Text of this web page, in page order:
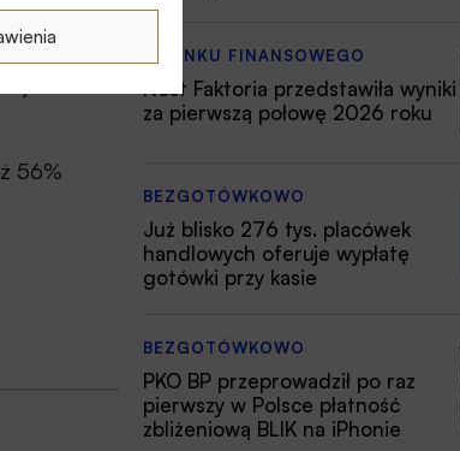
Dróg i
i
56%
Z RYNKU FINANSOWEGO
Nest Faktoria przedstawiła wyniki
za pierwszą połowę 2026 roku
BEZGOTÓWKOWO
Już blisko 276 tys. placówek
handlowych oferuje wypłatę
gotówki przy kasie
BEZGOTÓWKOWO
PKO BP przeprowadził po raz
pierwszy w Polsce płatność
zbliżeniową BLIK na iPhonie